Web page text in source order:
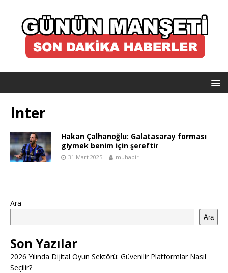
Inter
Hakan Çalhanoğlu: Galatasaray forması
giymek benim için şereftir
31 Mart 2025 muhabir
Ara
Ara
Son Yazılar
2026 Yılında Dijital Oyun Sektörü: Güvenilir Platformlar Nasıl
Seçilir?